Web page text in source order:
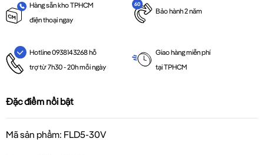
Hàng sẵn kho TPHCM
điện thoại ngay
Bảo hành 2 năm
Hotline 0938143268 hỗ
trợ từ 7h30 - 20h mỗi ngày
Giao hàng miễn phí
tại TPHCM
Đặc điểm nổi bật
Mã sản phẩm: FLD5-30V